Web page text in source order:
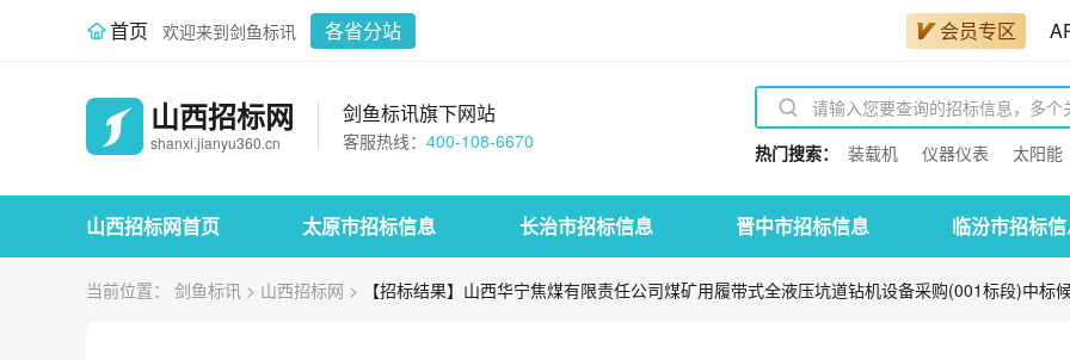
首页 欢迎来到剑鱼标讯 各省分站 会员专区
山西招标网
shanxi.jianyu360.cn
剑鱼标讯旗下网站
客服热线： 400-108-6670 热门搜索： 装载机 仪器仪表 太阳能
山西招标网首页 太原市招标信息 长治市招标信息 晋中市招标信息 临汾市招标
当前位置： 剑鱼标讯 > 山西招标网 > 【招标结果】山西华宁焦煤有限责任公司煤矿用履带式全液压坑道钻机设备采购(001标段)中标